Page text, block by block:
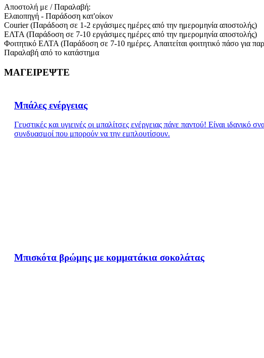
Αποστολή με / Παραλαβή:
Ελαιοπηγή - Παράδοση κατ'οίκον
Courier (Παράδοση σε 1-2 εργάσιμες ημέρες από την ημερομηνία αποστολής)
ΕΛΤΑ (Παράδοση σε 7-10 εργάσιμες ημέρες από την ημερομηνία αποστολής)
Φοιτητικό ΕΛΤΑ (Παράδοση σε 7-10 ημέρες. Απαιτείται φοιτητικό πάσο για
Παραλαβή από το κατάστημα
ΜΑΓΕΙΡΕΨΤΕ
Μπάλες ενέργειας
Γευστικές και υγιεινές οι μπαλίτσες ενέργειας πάνε παντού! Είναι
συνδυασμοί που μπορούν να την εμπλουτίσουν.
Μπισκότα βρώμης με κομματάκια σοκολάτας